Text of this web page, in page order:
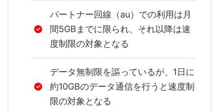
パートナー回線（au）での利用は月
間5GBまでに限られ、それ以降は速
度制限の対象となる
データ無制限を謳っているが、1日に
約10GBのデータ通信を行うと速度制
限の対象となる